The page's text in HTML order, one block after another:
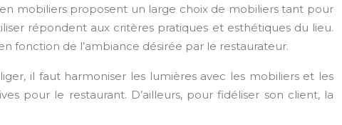
mobiliers proposent un large choix de mobiliers tant pour
répondent aux critères pratiques et esthétiques du lieu.
fonction de l’ambiance désirée par le restaurateur.
il faut harmoniser les lumières avec les mobiliers et les
pour le restaurant. D’ailleurs, pour fidéliser son client, la